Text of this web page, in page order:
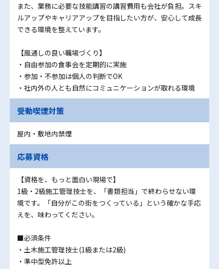
また、業務に必要な技能講習の講習費用も会社が負担。スキ
ルアップやキャリアアップを目指したい方が、安心して成長
できる環境を整えています。
【風通しの良い職場づくり】
・自由参加の食事会を定期的に実施
・参加・不参加は個人の判断でOK
・社内外の人とも自然にコミュニケーションが取れる環境
受動喫煙対策
屋内・敷地内禁煙
応募資格
【資格を、もっと面白い現場で】
1級・2級施工管理技士を、「書類担当」で終わらせない環
境です。「自分がこの街をつくっている」という確かな手応
えを、味わってください。
■必須条件
・土木施工管理技士(1級または2級)
・準中型免許以上